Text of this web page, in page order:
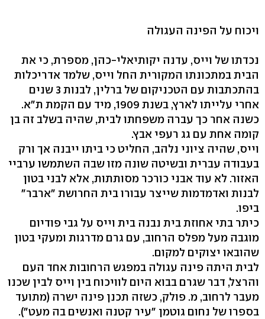
ויכוח על הפינה העגולה
נכדתו של וייס, עדנה יקותיאלי-כהן, מספרת, כי את
הבית במתכונתו המקורית החל וייס, שלמד אדריכלות
בהתכתבות עם הטכניקום של ברלין, לבנות 3 שנים
אחרי עלייתו לארץ, בשנת 1909, מיד עם הקמת ת"א.
כשנה אחר כך עברה משפחתו לבית, שהיה בשלב זה בן
קומה אחת עם גג רעפי אבץ.
וייס, שהיה ציוני נלהב, החליט כי ביתו ייבנה אך ורק
בעבודה עברית ובשיטה שונה מזו שבה השתמשו ערביי
האזור. לא עוד אבני כורכר מסותתות, אלא לבני בטון
לבנות ואדמדמות שייצר עבורו בית החרושת "ארבר"
ביפו.
כיתר בתי אחוזת בית נבנה בית וייס על גבי פודיום
מוגבה מעל מפלס הרחוב, עם גרם מדרגות ומעקי בטון
שהובאו יצוקים למקום.
לבית היתה פינה עגולה במפגש הרחובות אחד העם
והרצל, דבר שגרם בבוא היום לוויכוח בין וייס לבין שכנו
מעבר לרחוב, מ. פולק, כשזה תכנן פינה ישרה (מתועד
בספרו של נחום גוטמן "עיר קטנה ואנשים בה מעט").